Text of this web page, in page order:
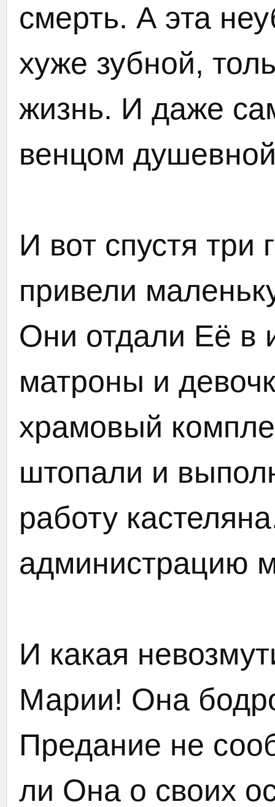
смерть. А эта
хуже зубной,
жизнь. И даже
венцом
И вот спустя три
привели
Они отдали Её в
матроны и
храмовый
штопали и
работу
администрацию
И какая
Марии! Она
Предание не
ли Она о своих